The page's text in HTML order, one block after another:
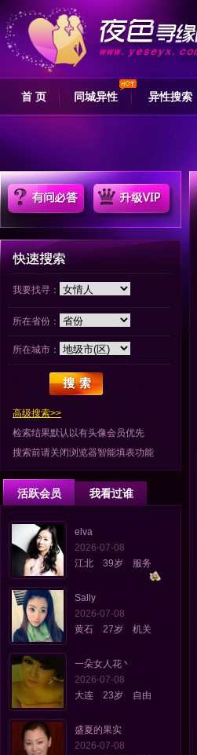
首 页 同城异性 异性搜索
我要找寻：
所在省份：
所在城市：
高级搜索>>
检索结果默认以有头像会员优先
搜索前请关闭浏览器智能填表功能
活跃会员 我看过谁
elva
2026-07-08
江北 39岁 服务
Sally
2026-07-08
黄石 27岁 机关
一朵女人花丶
2026-07-08
大连 23岁 自由
盛夏的果实
2026-07-08